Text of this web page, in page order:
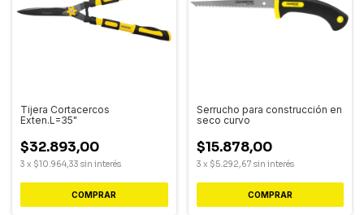
Tijera Cortacercos
Exten.L=35"
$32.893,00
3 x $10.964,33 sin interés
Serrucho para construcción en
seco curvo
$15.878,00
3 x $5.292,67 sin interés